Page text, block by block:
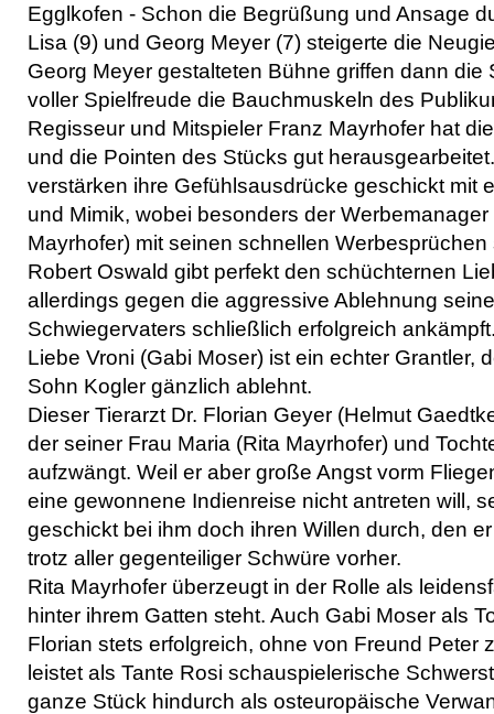
Egglkofen - Schon die Begrüßung und Ansage
Lisa (9) und Georg Meyer (7) steigerte die
Georg Meyer gestalteten Bühne griffen dann
voller Spielfreude die Bauchmuskeln des
Regisseur und Mitspieler Franz Mayrhofer hat
und die Pointen des Stücks gut
verstärken ihre Gefühlsausdrücke geschickt mit
und Mimik, wobei besonders der
Mayrhofer) mit seinen schnellen
Robert Oswald gibt perfekt den schüchternen
allerdings gegen die aggressive Ablehnung
Schwiegervaters schließlich erfolgreich
Liebe Vroni (Gabi Moser) ist ein echter Grantler,
Sohn Kogler gänzlich ablehnt.
Dieser Tierarzt Dr. Florian Geyer (Helmut
der seiner Frau Maria (Rita Mayrhofer) und
aufzwängt. Weil er aber große Angst vorm
eine gewonnene Indienreise nicht antreten will,
geschickt bei ihm doch ihren Willen durch, den
trotz aller gegenteiliger Schwüre vorher.
Rita Mayrhofer überzeugt in der Rolle als
hinter ihrem Gatten steht. Auch Gabi Moser als
Florian stets erfolgreich, ohne von Freund Peter
leistet als Tante Rosi schauspielerische
ganze Stück hindurch als osteuropäische